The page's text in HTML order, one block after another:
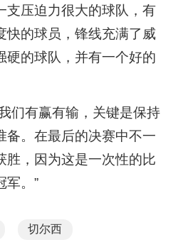
支压迫力很大的球队，有
快的球员，锋线充满了威
硬的球队，并有一个好的
们有赢有输，关键是保持
备。在最后的决赛中不一
胜，因为这是一次性的比
军。”
切尔西